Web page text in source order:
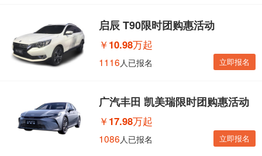
启辰 T90限时团购惠活动
￥ 10.98万起
1116 人已报名 立即报名
广汽丰田 凯美瑞限时团购惠活动
￥ 17.98万起
1086 人已报名 立即报名